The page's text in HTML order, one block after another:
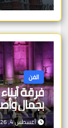
الفن
فرقة
بجمال
أغسطس 4, 2026